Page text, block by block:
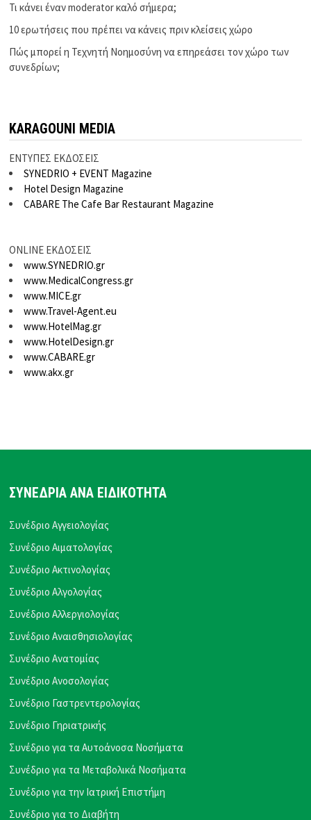
Τι κάνει έναν moderator καλό σήμερα;
10 ερωτήσεις που πρέπει να κάνεις πριν κλείσεις χώρο
Πώς μπορεί η Τεχνητή Νοημοσύνη να επηρεάσει τον χώρο των
συνεδρίων;
KARAGOUNI MEDIA
ΕΝΤΥΠΕΣ ΕΚΔΟΣΕΙΣ
SYNEDRIO + EVENT Magazine
Hotel Design Magazine
CABARE The Cafe Bar Restaurant Magazine
ONLINE ΕΚΔΟΣΕΙΣ
www.SYNEDRIO.gr
www.MedicalCongress.gr
www.MICE.gr
www.Travel-Agent.eu
www.HotelMag.gr
www.HotelDesign.gr
www.CABARE.gr
www.akx.gr
ΣΥΝΕΔΡΙΑ ΑΝΑ ΕΙΔΙΚΟΤΗΤΑ
Συνέδριο Αγγειολογίας
Συνέδριο Αιματολογίας
Συνέδριο Ακτινολογίας
Συνέδριο Αλγολογίας
Συνέδριο Αλλεργιολογίας
Συνέδριο Αναισθησιολογίας
Συνέδριο Ανατομίας
Συνέδριο Ανοσολογίας
Συνέδριο Γαστρεντερολογίας
Συνέδριο Γηριατρικής
Συνέδριο για τα Αυτοάνοσα Νοσήματα
Συνέδριο για τα Μεταβολικά Νοσήματα
Συνέδριο για την Ιατρική Επιστήμη
Συνέδριο για το Διαβήτη